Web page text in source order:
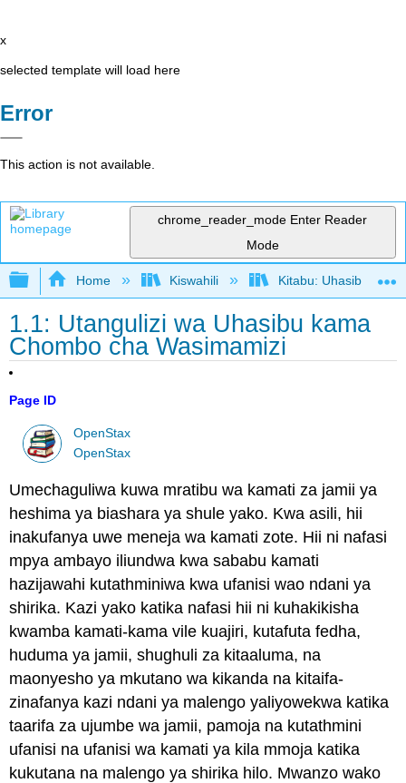
x
selected template will load here
Error
This action is not available.
chrome_reader_mode Enter Reader
Mode
Expand/collapse global hierarchy
Home Kiswahili Kitabu: Uhasibu wa
1.1: Utangulizi wa Uhasibu kama
Chombo cha Wasimamizi
Page ID
OpenStax
OpenStax
Umechaguliwa kuwa mratibu wa kamati za jamii ya
heshima ya biashara ya shule yako. Kwa asili, hii
inakufanya uwe meneja wa kamati zote. Hii ni nafasi
mpya ambayo iliundwa kwa sababu kamati
hazijawahi kutathminiwa kwa ufanisi wao ndani ya
shirika. Kazi yako katika nafasi hii ni kuhakikisha
kwamba kamati-kama vile kuajiri, kutafuta fedha,
huduma ya jamii, shughuli za kitaaluma, na
maonyesho ya mkutano wa kikanda na kitaifa-
zinafanya kazi ndani ya malengo yaliyowekwa katika
taarifa za ujumbe wa jamii, pamoja na kutathmini
ufanisi na ufanisi wa kamati ya kila mmoja katika
kukutana na malengo ya shirika hilo. Mwanzo wako